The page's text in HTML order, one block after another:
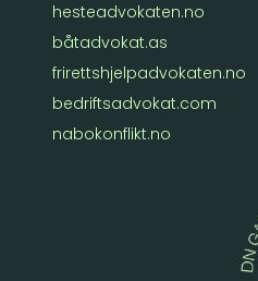
hesteadvokaten.no
båtadvokat.as
frirettshjelpadvokaten.no
bedriftsadvokat.com
nabokonflikt.no